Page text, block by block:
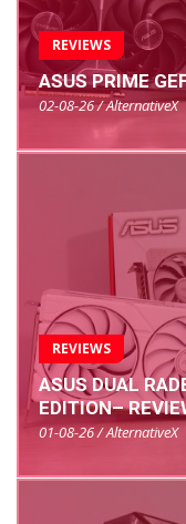
REVIEWS
ASUS PRIME
02-08-26 / AlternativeX
REVIEWS
ASUS DUAL
EDITION–
01-08-26 / AlternativeX